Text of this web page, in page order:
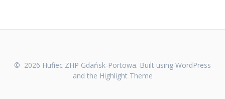
© 2026 Hufiec ZHP Gdańsk-Portowa. Built using WordPress
and the Highlight Theme